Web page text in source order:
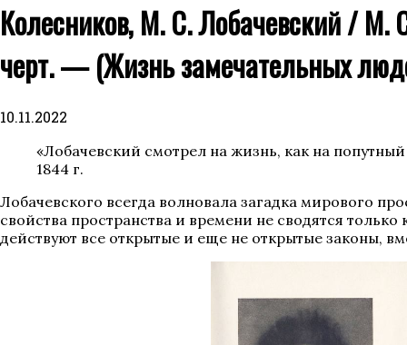
Колесников, М. С. Лобачевский /
черт. — (Жизнь замечательных
10.11.2022
«Лобачевский смотрел на жизнь, как на
1844 г.
Лобачевского всегда волновала загадка мирового
свойства пространства и времени не сводятся
действуют все открытые и еще не открытые законы,